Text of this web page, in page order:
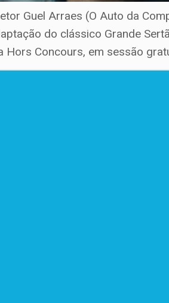
Guel Arraes (O Auto da
do clássico Grande
Concours, em sessão